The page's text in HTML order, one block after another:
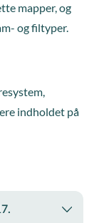
mapper, og
og filtyper.
indholdet på